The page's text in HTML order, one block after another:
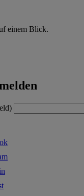
einem Blick.